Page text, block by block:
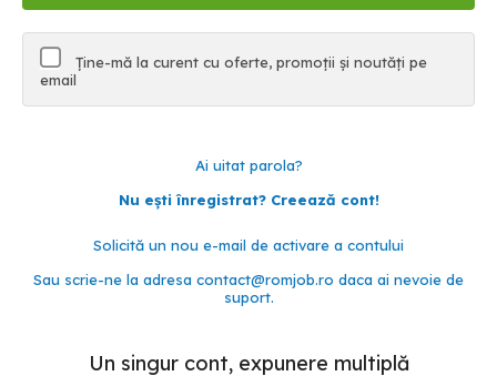
Ține-mă la curent cu oferte, promoții și noutăți pe
email
Ai uitat parola?
Nu ești înregistrat? Creează cont!
Solicită un nou e-mail de activare a contului
Sau scrie-ne la adresa contact@romjob.ro daca ai nevoie de
suport.
Un singur cont, expunere multiplă